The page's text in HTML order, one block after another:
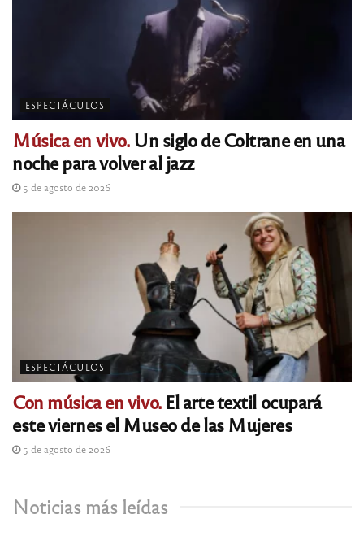
ESPECTÁCULOS
Música en vivo.Un siglo de Coltrane en una
noche para volver al jazz
5 de agosto de 2026
ESPECTÁCULOS
Con música en vivo.El arte textil ocupará
este viernes el Museo de las Mujeres
5 de agosto de 2026
Noticias más leídas